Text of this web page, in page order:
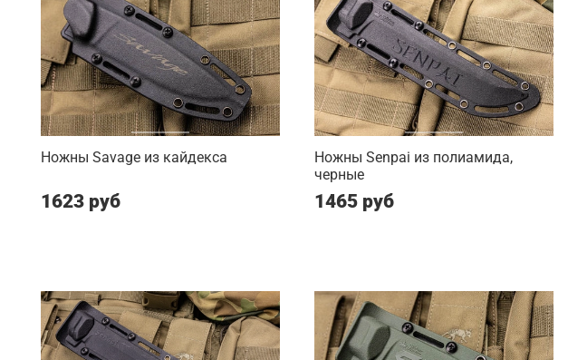
Ножны Savage из кайдекса
1623 руб
Ножны Senpai из полиамида,
черные
1465 руб